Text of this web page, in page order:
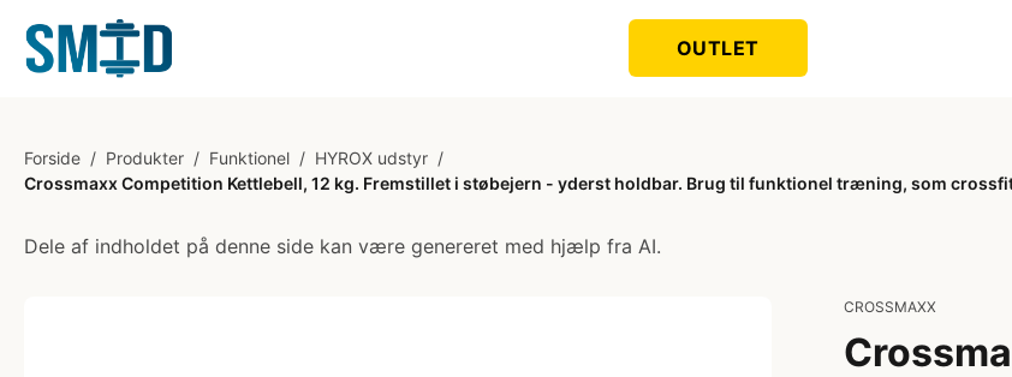
OUTLET
Forside / Produkter / Funktionel / HYROX udstyr /
Crossmaxx Competition Kettlebell, 12 kg. Fremstillet i støbejern - yderst holdbar. Brug til funktionel træning, som
Dele af indholdet på denne side kan være genereret med hjælp fra AI.
CROSSMAXX